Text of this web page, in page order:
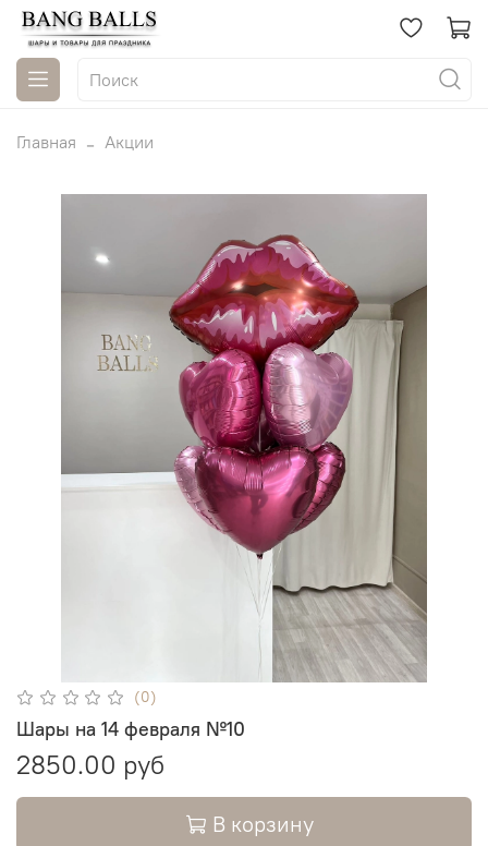
Главная Акции
(0)
Шары на 14 февраля №10
2850.00 руб
В корзину